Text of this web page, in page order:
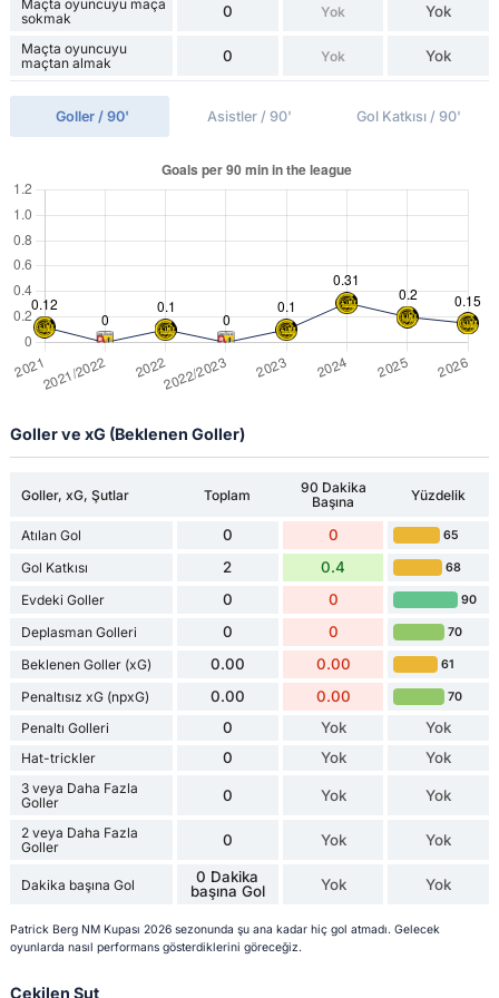
Maçta oyuncuyu maça
sokmak
0 Yok Yok
Maçta oyuncuyu
maçtan almak
0 Yok Yok
Goller / 90' Asistler / 90' Gol Katkısı / 90'
Goller ve xG (Beklenen Goller)
Goller, xG, Şutlar Toplam
90 Dakika
Başına
Yüzdelik
Atılan Gol 0 0 65
Gol Katkısı 2 0.4 68
Evdeki Goller 0 0 90
Deplasman Golleri 0 0 70
Beklenen Goller (xG) 0.00 0.00 61
Penaltısız xG (npxG) 0.00 0.00 70
Penaltı Golleri 0 Yok Yok
Hat-trickler 0 Yok Yok
3 veya Daha Fazla
Goller
0 Yok Yok
2 veya Daha Fazla
Goller
0 Yok Yok
Dakika başına Gol
0 Dakika
başına Gol
Yok Yok
Patrick Berg NM Kupası 2026 sezonunda şu ana kadar hiç gol atmadı. Gelecek
oyunlarda nasıl performans gösterdiklerini göreceğiz.
Çekilen Şut